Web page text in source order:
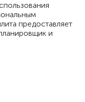
предоставляет
и